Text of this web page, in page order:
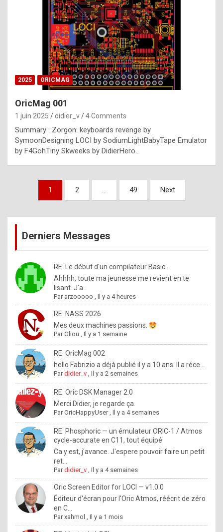
s
t
p
h
o
n
y
l
e
x
a
%
m
a
d
b
y
o
l
e
x
.
I
f
y
o
u
w
a
2025 ORICMAG
OricMag 001
1 juin 2025 didier_v 4 Comments
Summary : Zorgon: keyboards revenge by
SymoonDesigning LOCI by SodiumLightBabyTape Emulator
by F4GohTiny Skweeks by DidierHero…
Pagination
publications
1 2 … 49 Next
Derniers Messages
RE: Le début d'un compilateur Basic ...
Ahhhh, toute ma jeunesse me revient en te
lisant. J'a...
Par arzooooo ,Il y a 4 heures
RE: NASS 2026
Mes deux machines passions.
ParGliou ,Il y a 1 semaine
RE: OricMag 002
hello Fabrizio a déjà publié il y a 10 ans. Il a réce...
Pardidier_v ,Il y a 2 semaines
RE: Oric DSK Manager 2.0
Merci Didier, je regarde ça.
ParOricHappyUser,Il y a 4 semaines
RE: Phosphoric — un émulateur ORIC-1 / Atmos
cycle-accurate en C11, tout équipé
Ca y est, j'avance. J'espere pouvoir faire un petit
ret...
Pardidier_v ,Il y a 4 semaines
Oric Screen Editor for LOCI — v1.0.0
Éditeur d'écran pour l'Oric Atmos, réécrit de zéro
en C...
Parxahmol ,Il y a 1 mois